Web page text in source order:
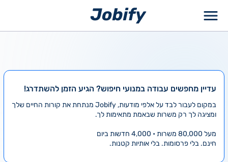
עדיין מחפשים עבודה במנועי חיפוש? הגיע הזמן להשתדרג!
במקום לעבור לבד על אלפי מודעות, Jobify מנתחת את קורות החיים שלך
ומציגה לך רק משרות שבאמת מתאימות לך.
מעל 80,000 משרות • 4,000 חדשות ביום
חינם. בלי פרסומות. בלי אותיות קטנות.